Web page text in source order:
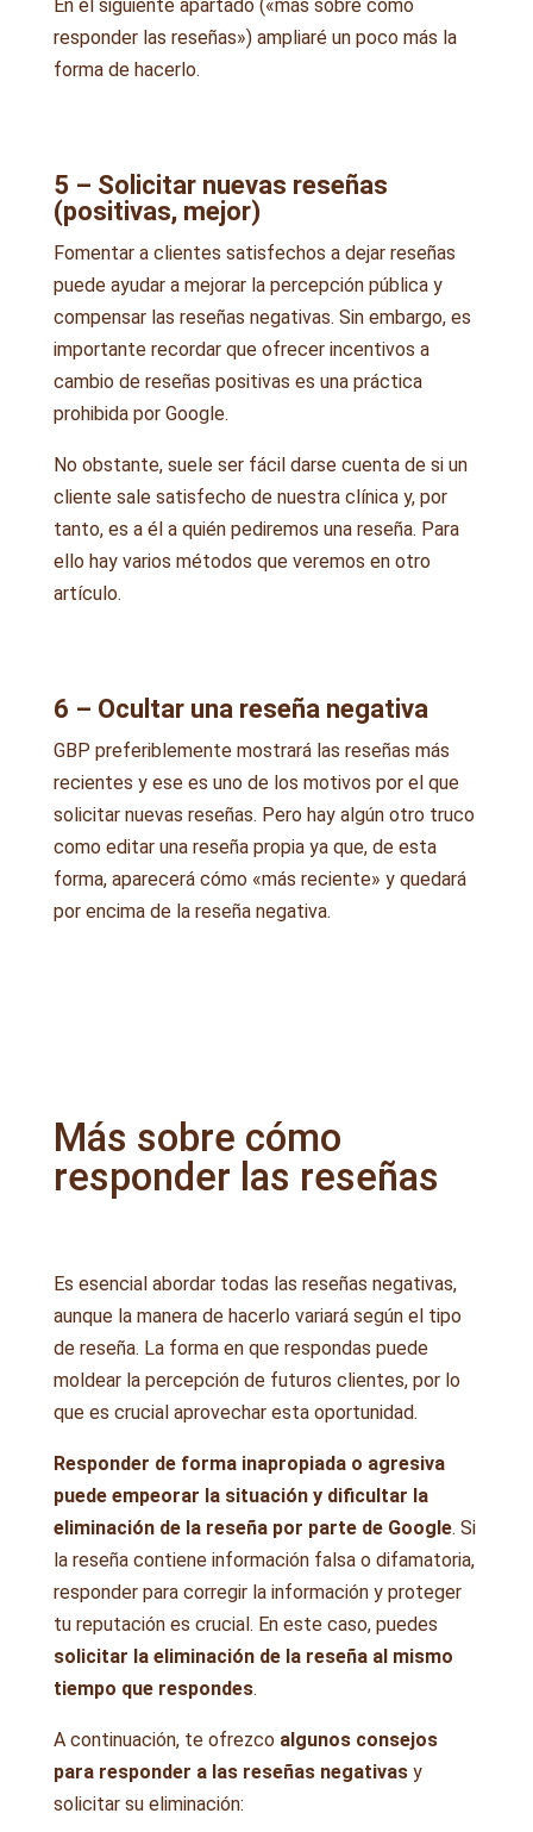
En el siguiente apartado («más sobre cómo
responder las reseñas») ampliaré un poco más la
forma de hacerlo.
5 – Solicitar nuevas reseñas
(positivas, mejor)
Fomentar a clientes satisfechos a dejar reseñas
puede ayudar a mejorar la percepción pública y
compensar las reseñas negativas. Sin embargo, es
importante recordar que ofrecer incentivos a
cambio de reseñas positivas es una práctica
prohibida por Google.
No obstante, suele ser fácil darse cuenta de si un
cliente sale satisfecho de nuestra clínica y, por
tanto, es a él a quién pediremos una reseña. Para
ello hay varios métodos que veremos en otro
artículo.
6 – Ocultar una reseña negativa
GBP preferiblemente mostrará las reseñas más
recientes y ese es uno de los motivos por el que
solicitar nuevas reseñas. Pero hay algún otro truco
como editar una reseña propia ya que, de esta
forma, aparecerá cómo «más reciente» y quedará
por encima de la reseña negativa.
Más sobre cómo
responder las reseñas
Es esencial abordar todas las reseñas negativas,
aunque la manera de hacerlo variará según el tipo
de reseña. La forma en que respondas puede
moldear la percepción de futuros clientes, por lo
que es crucial aprovechar esta oportunidad.
Responder de forma inapropiada o agresiva
puede empeorar la situación y dificultar la
eliminación de la reseña por parte de Google. Si
la reseña contiene información falsa o difamatoria,
responder para corregir la información y proteger
tu reputación es crucial. En este caso, puedes
solicitar la eliminación de la reseña al mismo
tiempo que respondes.
A continuación, te ofrezco algunos consejos
para responder a las reseñas negativasy
solicitar su eliminación: